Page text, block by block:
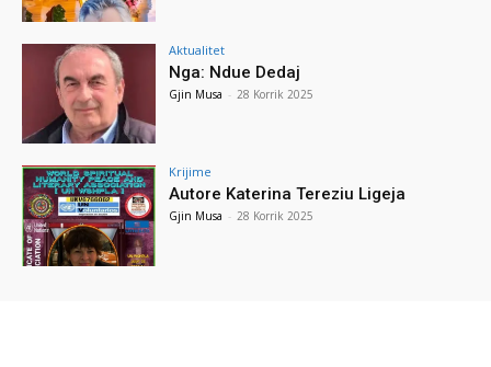
Aktualitet
Nga: Ndue Dedaj
Gjin Musa - 28 Korrik 2025
Krijime
Autore Katerina Tereziu Ligeja
Gjin Musa - 28 Korrik 2025